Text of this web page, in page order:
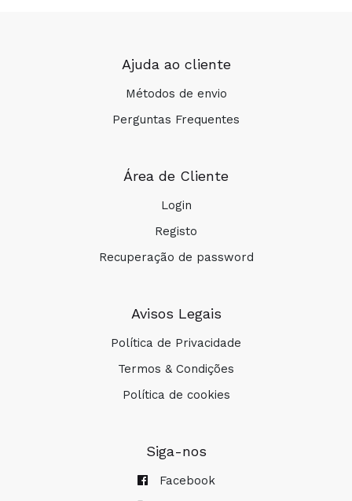
Ajuda ao cliente
Métodos de envio
Perguntas Frequentes
Área de Cliente
Login
Registo
Recuperação de password
Avisos Legais
Política de Privacidade
Termos & Condições
Política de cookies
Siga-nos
Facebook